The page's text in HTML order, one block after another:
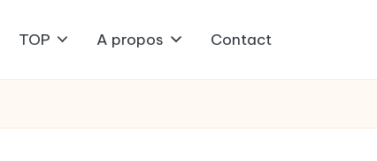
TOP A propos Contact